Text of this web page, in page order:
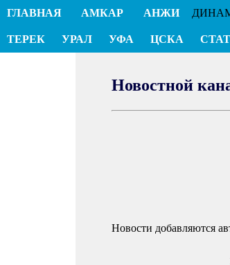
ГЛАВНАЯ АМКАР АНЖИ
ТЕРЕК УРАЛ УФА ЦСКА
Новостной
Новости добавляются